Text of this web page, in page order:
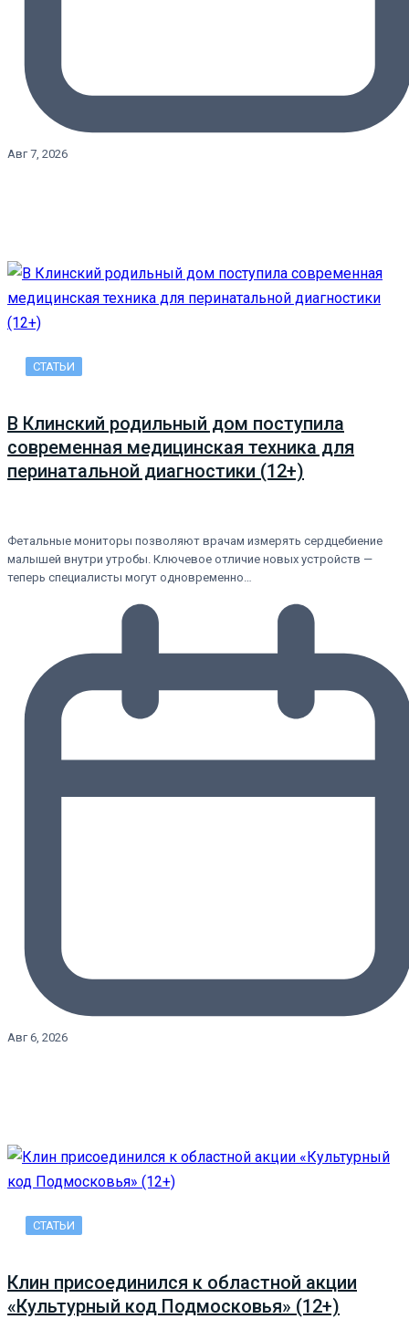
Авг 7, 2026
СТАТЬИ
В Клинский родильный дом поступила
современная медицинская техника для
перинатальной диагностики (12+)
Фетальные мониторы позволяют врачам измерять сердцебиение
малышей внутри утробы. Ключевое отличие новых устройств —
теперь специалисты могут одновременно…
Авг 6, 2026
СТАТЬИ
Клин присоединился к областной акции
«Культурный код Подмосковья» (12+)